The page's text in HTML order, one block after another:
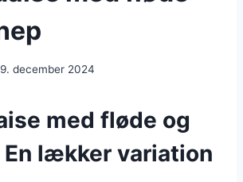
9. december 2024
med fløde og
En lækker variation